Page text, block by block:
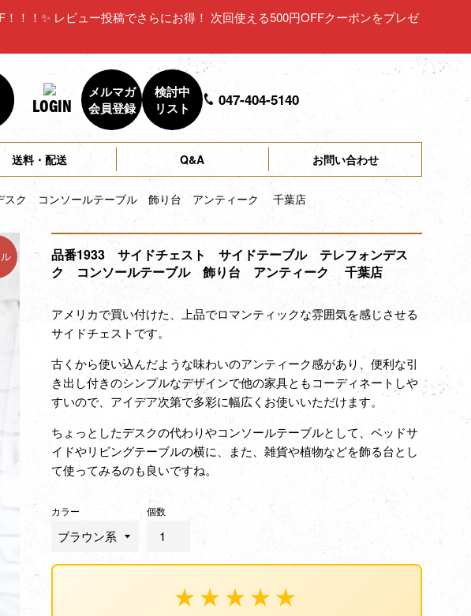
！！✨ レビュー投稿でさらにお得！ 次回使える500円OFFクーポンをプレゼ
LOGIN
メルマガ
会員登録
検討中
リスト
047-404-5140
送料・配送 Q&A お問い合わせ
スク コンソールテーブル 飾り台 アンティーク 千葉店
品番1933 サイドチェスト サイドテーブル テレフォンデス
ク コンソールテーブル 飾り台 アンティーク 千葉店
アメリカで買い付けた、上品でロマンティックな雰囲気を感じさせる
サイドチェストです。
古くから使い込んだような味わいのアンティーク感があり、 便利な引
き出し付きのシンプルなデザインで他の家具ともコーディネートしや
すいので、アイデア次第で多彩に幅広くお使いいただけます。
ちょっとしたデスクの代わりやコンソールテーブルとして、ベッドサ
イドやリビングテーブルの横に、また、雑貨や植物などを飾る台とし
て使ってみるのも良いですね。
カラー 個数
★★★★★